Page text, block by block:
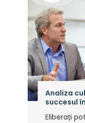
Analiza
succesul
Eliberați